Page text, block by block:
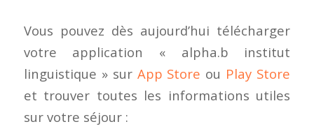
Vous pouvez dès aujourd’hui télécharger
votre application « alpha.b institut
linguistique » sur App Store ou Play Store
et trouver toutes les informations utiles
sur votre séjour :